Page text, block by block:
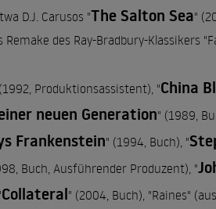
D.J. Carusos "The Salton Sea"
des Ray-Bradbury-Klassikers
Produktionsassistent), "China
neuen Generation" (1989,
Frankenstein" (1994, Buch), "
Buch, Ausführender Produzent), "
Collateral" (2004, Buch), "Raines"